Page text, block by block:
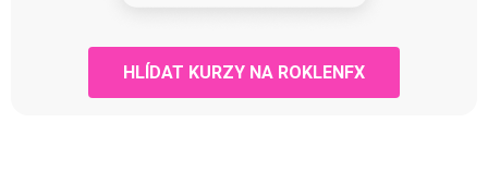
HLÍDAT KURZY NA ROKLENFX